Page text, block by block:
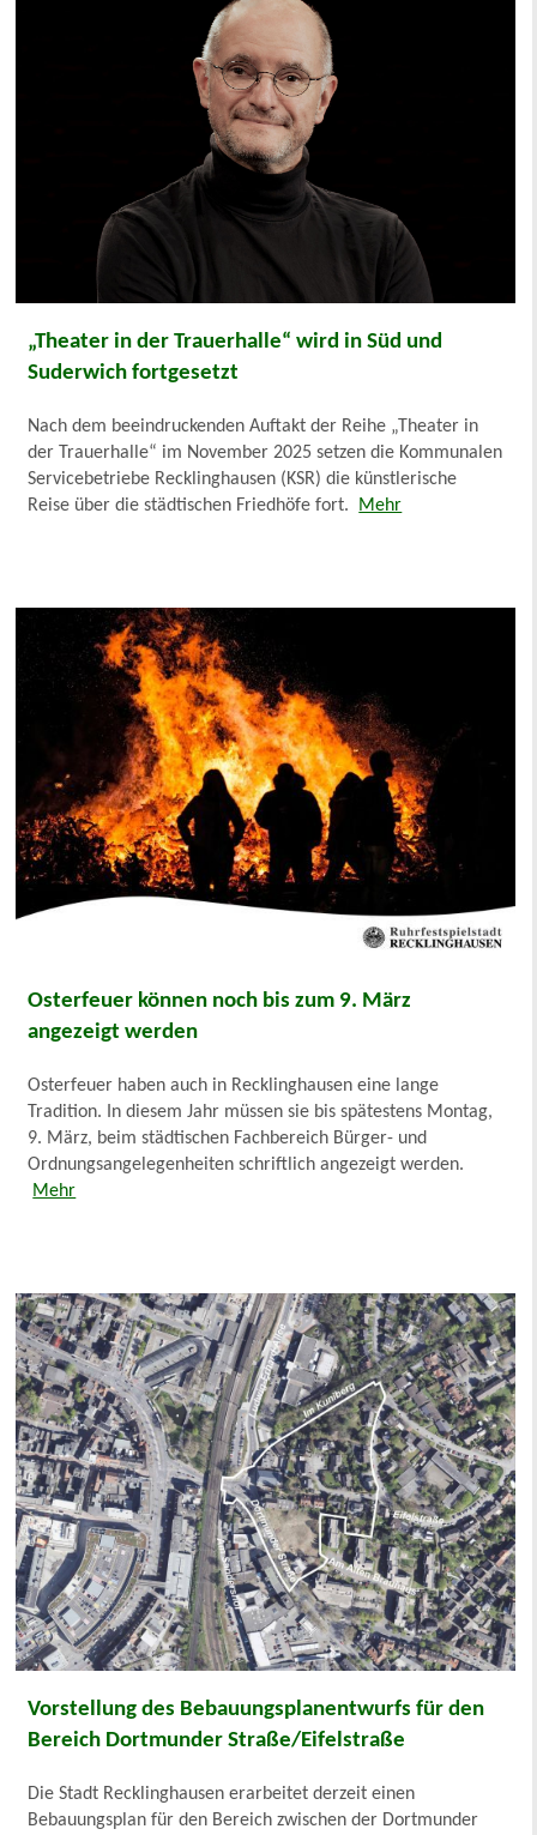
„Theater in der Trauerhalle“ wird in Süd und
Suderwich fortgesetzt
Nach dem beeindruckenden Auftakt der Reihe „Theater in
der Trauerhalle“ im November 2025 setzen die Kommunalen
Servicebetriebe Recklinghausen (KSR) die künstlerische
Reise über die städtischen Friedhöfe fort. Mehr
Osterfeuer können noch bis zum 9. März
angezeigt werden
Osterfeuer haben auch in Recklinghausen eine lange
Tradition. In diesem Jahr müssen sie bis spätestens Montag,
9. März, beim städtischen Fachbereich Bürger- und
Ordnungsangelegenheiten schriftlich angezeigt werden.
Mehr
Vorstellung des Bebauungsplanentwurfs für den
Bereich Dortmunder Straße/Eifelstraße
Die Stadt Recklinghausen erarbeitet derzeit einen
Bebauungsplan für den Bereich zwischen der Dortmunder